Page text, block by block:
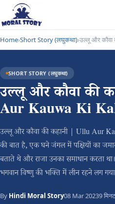
Home›Short Story (लघुकथा)›उल्लू और
SHORT STORY (लघुकथा)
उल्लू और कौवा की
Aur Kauwa Ki
उल्लू और कौवा की कहानी | Ullu Aur
की बात है, एक घने जंगल में पक्षियों का
बताते थे और राजा उनका समाधान करता
भगवान विष्णु की भक्ति में लीन रहने लग
By Hindi Moral Story08 Mar 20239 मिनट